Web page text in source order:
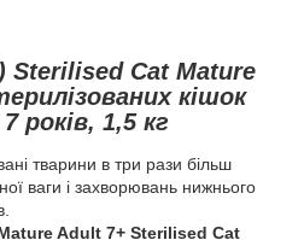
Sterilised Cat Mature
кішок
років, 1,5 кг
тварини в три рази більш
ваги і захворювань нижнього
Adult 7+ Sterilised Cat